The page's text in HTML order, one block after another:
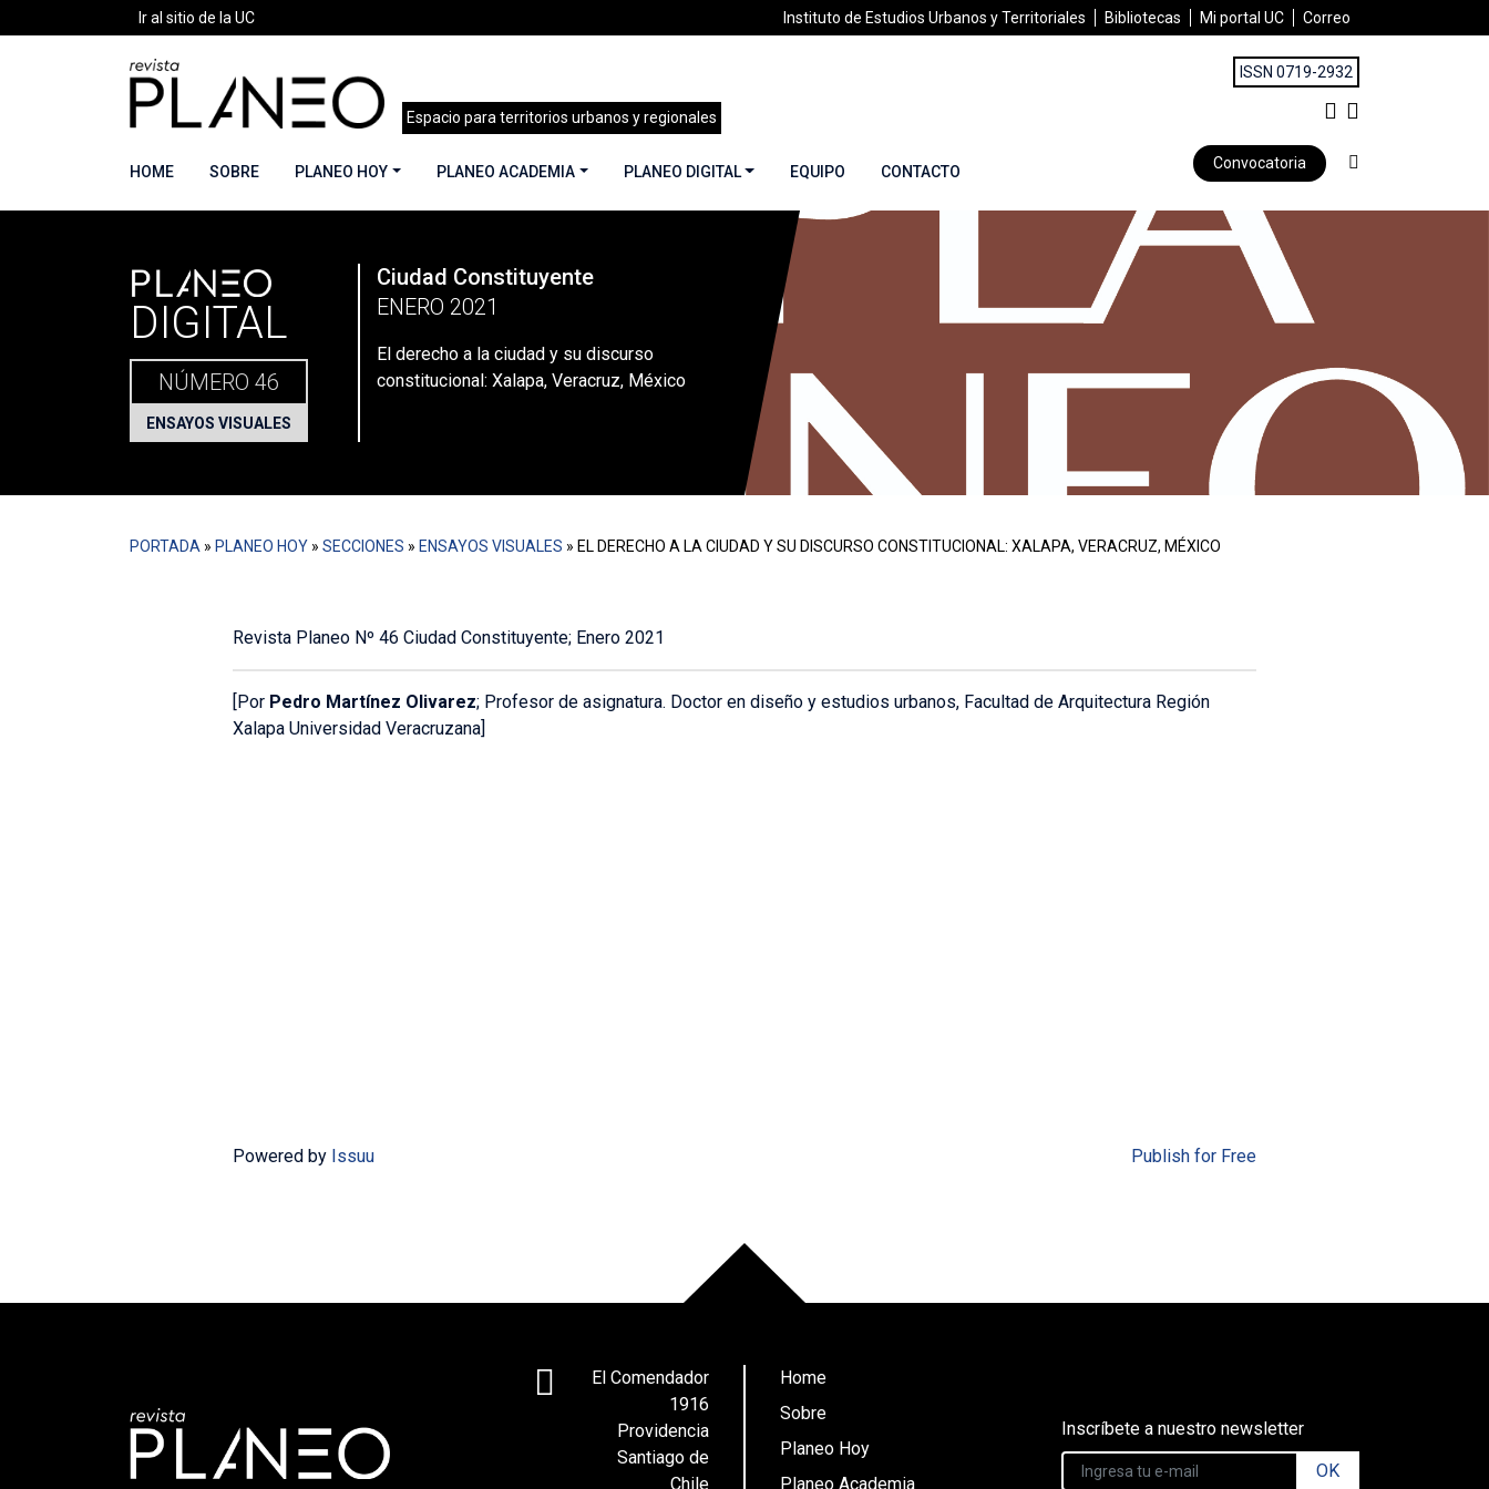
Ir al sitio de la UC Instituto de Estudios Urbanos y Territoriales Bibliotecas Mi portal UC Correo
Espacio para territorios urbanos y regionales
ISSN 0719-2932
HOME SOBRE PLANEO HOY PLANEO ACADEMIA PLANEO DIGITAL EQUIPO CONTACTO Convocatoria
Portada» Planeo Hoy Secciones»Ensayos Visuales»El derecho a la ciudad y su discurso constitucional: Xalapa, Veracruz, México
PLANEO
DIGITAL
NÚMERO 46
ENSAYOS VISUALES
Ciudad Constituyente
ENERO 2021
El derecho a la ciudad y su discurso
constitucional: Xalapa, Veracruz, México
PORTADA » PLANEO HOY » SECCIONES » ENSAYOS VISUALES » EL DERECHO A LA CIUDAD Y SU DISCURSO CONSTITUCIONAL: XALAPA, VERACRUZ, MÉXICO
Revista Planeo Nº 46 Ciudad Constituyente; Enero 2021
[Por Pedro Martínez Olivarez; Profesor de asignatura. Doctor en diseño y estudios urbanos, Facultad de Arquitectura Región
Xalapa Universidad Veracruzana]
Powered by Issuu Publish for Free
El Comendador
1916
Providencia
Santiago de
Chile
Home
Sobre
Planeo Hoy
Planeo Academia
Inscríbete a nuestro newsletter
OK